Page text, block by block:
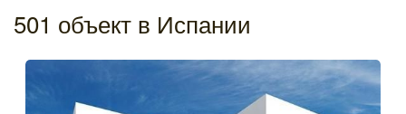
501 объект в Испании